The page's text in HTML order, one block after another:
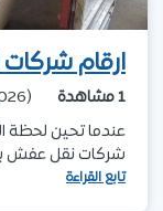
ارقام
1مشاهدة
(2/11/2026)
عندما تحين لحظة
شركات نقل عفش
تابع القراءة